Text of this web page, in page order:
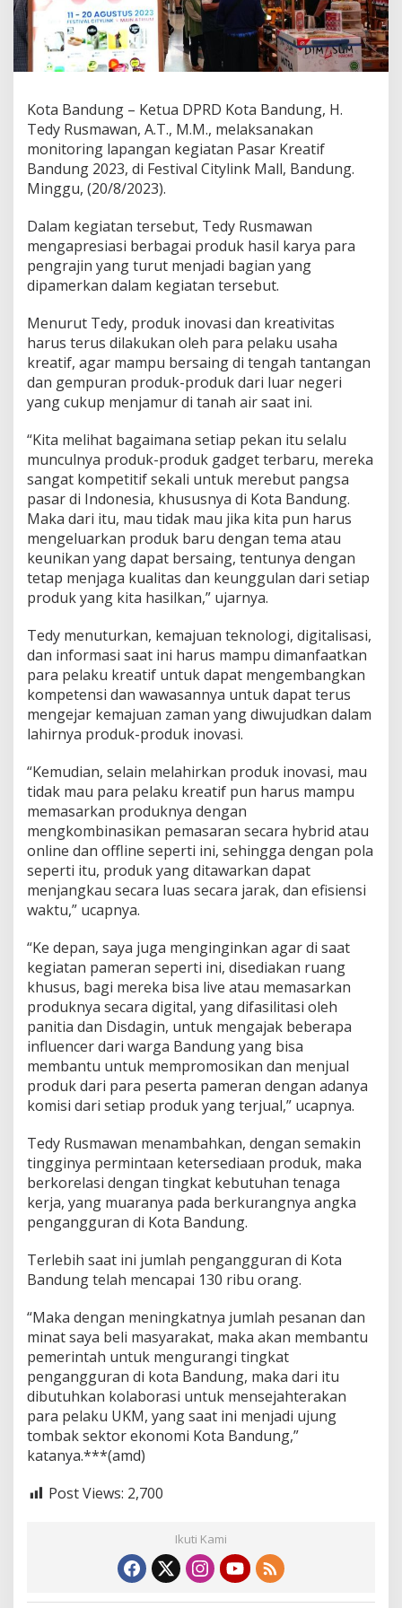
u
K
r
e
a
i
f
K
o
t
n
d
u
n
B
u
t
u
h
D
u
u
n
g
n
R
u
a
n
g
P
m
a
s
a
r
a
n
Kota Bandung – Ketua DPRD Kota Bandung, H.
Tedy Rusmawan, A.T., M.M., melaksanakan
monitoring lapangan kegiatan Pasar Kreatif
Bandung 2023, di Festival Citylink Mall, Bandung.
Minggu, (20/8/2023).
Dalam kegiatan tersebut, Tedy Rusmawan
mengapresiasi berbagai produk hasil karya para
pengrajin yang turut menjadi bagian yang
dipamerkan dalam kegiatan tersebut.
Menurut Tedy, produk inovasi dan kreativitas
harus terus dilakukan oleh para pelaku usaha
kreatif, agar mampu bersaing di tengah tantangan
dan gempuran produk-produk dari luar negeri
yang cukup menjamur di tanah air saat ini.
“Kita melihat bagaimana setiap pekan itu selalu
munculnya produk-produk gadget terbaru, mereka
sangat kompetitif sekali untuk merebut pangsa
pasar di Indonesia, khususnya di Kota Bandung.
Maka dari itu, mau tidak mau jika kita pun harus
mengeluarkan produk baru dengan tema atau
keunikan yang dapat bersaing, tentunya dengan
tetap menjaga kualitas dan keunggulan dari setiap
produk yang kita hasilkan,” ujarnya.
Tedy menuturkan, kemajuan teknologi, digitalisasi,
dan informasi saat ini harus mampu dimanfaatkan
para pelaku kreatif untuk dapat mengembangkan
kompetensi dan wawasannya untuk dapat terus
mengejar kemajuan zaman yang diwujudkan dalam
lahirnya produk-produk inovasi.
“Kemudian, selain melahirkan produk inovasi, mau
tidak mau para pelaku kreatif pun harus mampu
memasarkan produknya dengan
mengkombinasikan pemasaran secara hybrid atau
online dan offline seperti ini, sehingga dengan pola
seperti itu, produk yang ditawarkan dapat
menjangkau secara luas secara jarak, dan efisiensi
waktu,” ucapnya.
“Ke depan, saya juga menginginkan agar di saat
kegiatan pameran seperti ini, disediakan ruang
khusus, bagi mereka bisa live atau memasarkan
produknya secara digital, yang difasilitasi oleh
panitia dan Disdagin, untuk mengajak beberapa
influencer dari warga Bandung yang bisa
membantu untuk mempromosikan dan menjual
produk dari para peserta pameran dengan adanya
komisi dari setiap produk yang terjual,” ucapnya.
Tedy Rusmawan menambahkan, dengan semakin
tingginya permintaan ketersediaan produk, maka
berkorelasi dengan tingkat kebutuhan tenaga
kerja, yang muaranya pada berkurangnya angka
pengangguran di Kota Bandung.
Terlebih saat ini jumlah pengangguran di Kota
Bandung telah mencapai 130 ribu orang.
“Maka dengan meningkatnya jumlah pesanan dan
minat saya beli masyarakat, maka akan membantu
pemerintah untuk mengurangi tingkat
pengangguran di kota Bandung, maka dari itu
dibutuhkan kolaborasi untuk mensejahterakan
para pelaku UKM, yang saat ini menjadi ujung
tombak sektor ekonomi Kota Bandung,”
katanya.***(amd)
Post Views: 2,700
Ikuti Kami